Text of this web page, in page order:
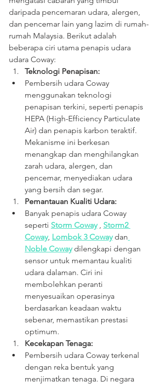
daripada pencemaran udara, alergen,
dan pencemar lain yang lazim di rumah-
rumah Malaysia. Berikut adalah
beberapa ciri utama penapis udara
udara Coway:
Teknologi Penapisan:
Pembersih udara Coway
menggunakan teknologi
penapisan terkini, seperti penapis
HEPA (High-Efficiency Particulate
Air) dan penapis karbon teraktif.
Mekanisme ini berkesan
menangkap dan menghilangkan
zarah udara, alergen, dan
pencemar, menyediakan udara
yang bersih dan segar.
Pemantauan Kualiti Udara:
Banyak penapis udara Coway
seperti Storm Coway , Storm2
Coway, Lombok 3 Coway dan
Noble Coway dilengkapi dengan
sensor untuk memantau kualiti
udara dalaman. Ciri ini
membolehkan peranti
menyesuaikan operasinya
berdasarkan keadaan waktu
sebenar, memastikan prestasi
optimum.
Kecekapan Tenaga:
Pembersih udara Coway terkenal
dengan reka bentuk yang
menjimatkan tenaga. Di negara